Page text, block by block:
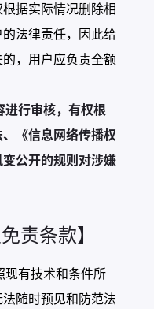
据实际情况删除相
法律责任，因此给
，用户应负责全额
进行审核，有权根
《信息网络传播权
公开的规则对涉嫌
责条款】
现有技术和条件所
随时预见和防范法